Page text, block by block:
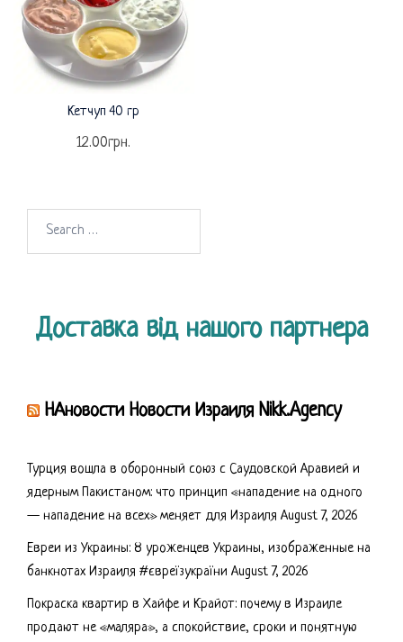
Кетчуп 40 гр
12.00грн.
Доставка від нашого партнера
НАновости Новости Израиля Nikk.Agency
Турция вошла в оборонный союз с Саудовской Аравией и
ядерным Пакистаном: что принцип «нападение на одного
— нападение на всех» меняет для Израиля August 7, 2026
Евреи из Украины: 8 уроженцев Украины, изображенные на
банкнотах Израиля #євреїзукраїни August 7, 2026
Покраска квартир в Хайфе и Крайот: почему в Израиле
продают не «маляра», а спокойствие, сроки и понятную